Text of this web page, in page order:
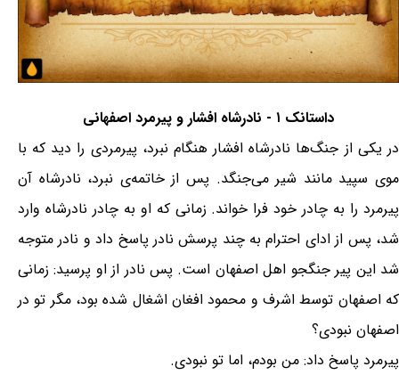
داستانک ۱ - نادرشاه افشار و پیرمرد اصفهانی
در یکی از جنگ‌ها نادرشاه افشار هنگام نبرد، پیرمردی را دید که با
موی سپید مانند شیر می‌جنگد. پس از خاتمه‌ی نبرد، نادرشاه آن
پیرمرد را به چادر خود فرا خواند. زمانی که او به چادر نادرشاه وارد
شد، پس از ادای احترام به چند پرسش نادر پاسخ داد و نادر متوجه
شد این پیر جنگجو اهل اصفهان است. پس نادر از او پرسید: زمانی
که اصفهان توسط اشرف و محمود افغان اشغال شده بود، مگر تو در
اصفهان نبودی؟
پیرمرد پاسخ داد: من بودم، اما تو نبودی.